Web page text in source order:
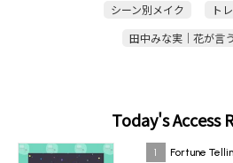
シーン別メイク
ト
田中みな実｜花が言
Today's Access
1 Fortune